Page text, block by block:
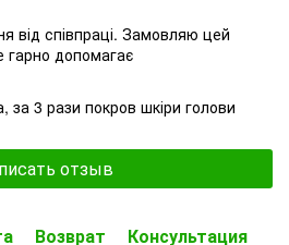
від співпраці. Замовляю цей
гарно допомагає
3 рази покров шкіри голови
отзыв
Возврат Консультация